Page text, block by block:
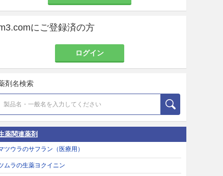
にご登録済の方
ログイン
剤名検索
薬関連薬剤
ツウラのサフラン（医療用）
ムラの生薬ヨクイニン